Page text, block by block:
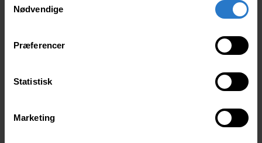
Nødvendige
Præferencer
Statistisk
Marketing